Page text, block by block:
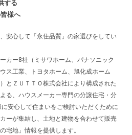
する
様へ
安心して「永住品質」の家選びをしてい
カー8社（ミサワホーム、パナソニック
ス工業、トヨタホーム、旭化成ホーム
とＺＵＴＴＯ株式会社により構成された
る、ハウスメーカー専門の分譲住宅・分
安心して住まいをご検討いただくために
ーが集結し、土地と建物を合わせて販売
宅地」情報を提供します。